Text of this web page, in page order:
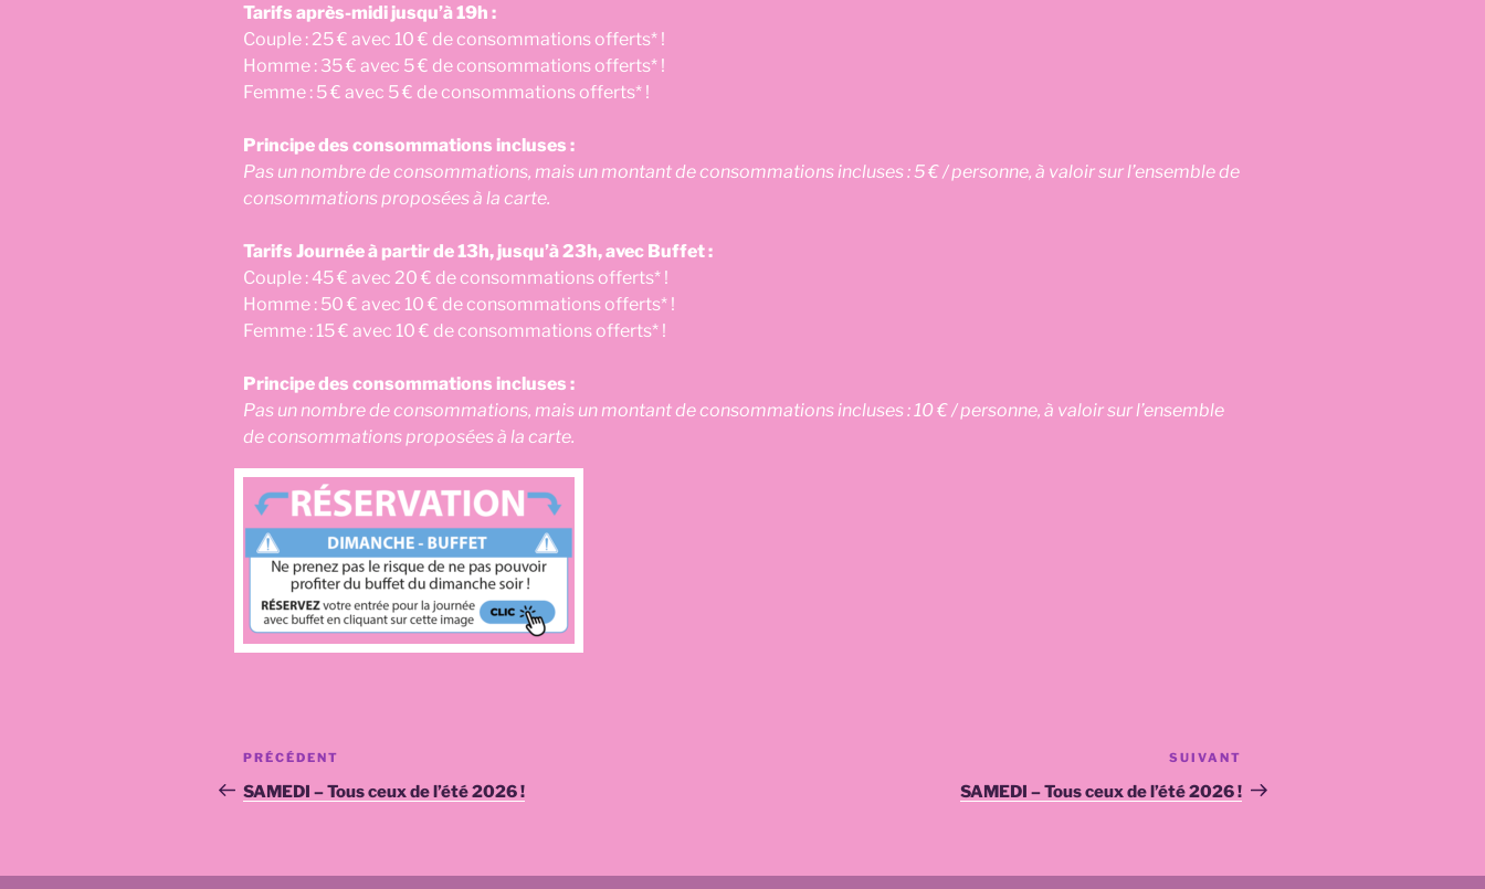
Tarifs après-midi jusqu’à 19h :
Couple : 25 € avec 10 € de consommations offerts* !
Homme : 35 € avec 5 € de consommations offerts* !
Femme : 5 € avec 5 € de consommations offerts* !
Principe des consommations incluses :
Pas un nombre de consommations, mais un montant de consommations incluses : 5 € / personne, à valoir sur l’ensemble de
consommations proposées à la carte.
Tarifs Journée à partir de 13h, jusqu’à 23h, avec Buffet :
Couple : 45 € avec 20 € de consommations offerts* !
Homme : 50 € avec 10 € de consommations offerts* !
Femme : 15 € avec 10 € de consommations offerts* !
Principe des consommations incluses :
Pas un nombre de consommations, mais un montant de consommations incluses : 10 € / personne, à valoir sur l’ensemble
de consommations proposées à la carte.
Navigation
de
Article
précédent
PRÉCÉDENT
SAMEDI – Tous ceux de l’été 2026 !
suivant
SUIVANT
SAMEDI – Tous ceux de l’été 2026 !